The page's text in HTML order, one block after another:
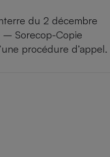
du 2 décembre
– Sorecop-Copie
procédure d’appel.